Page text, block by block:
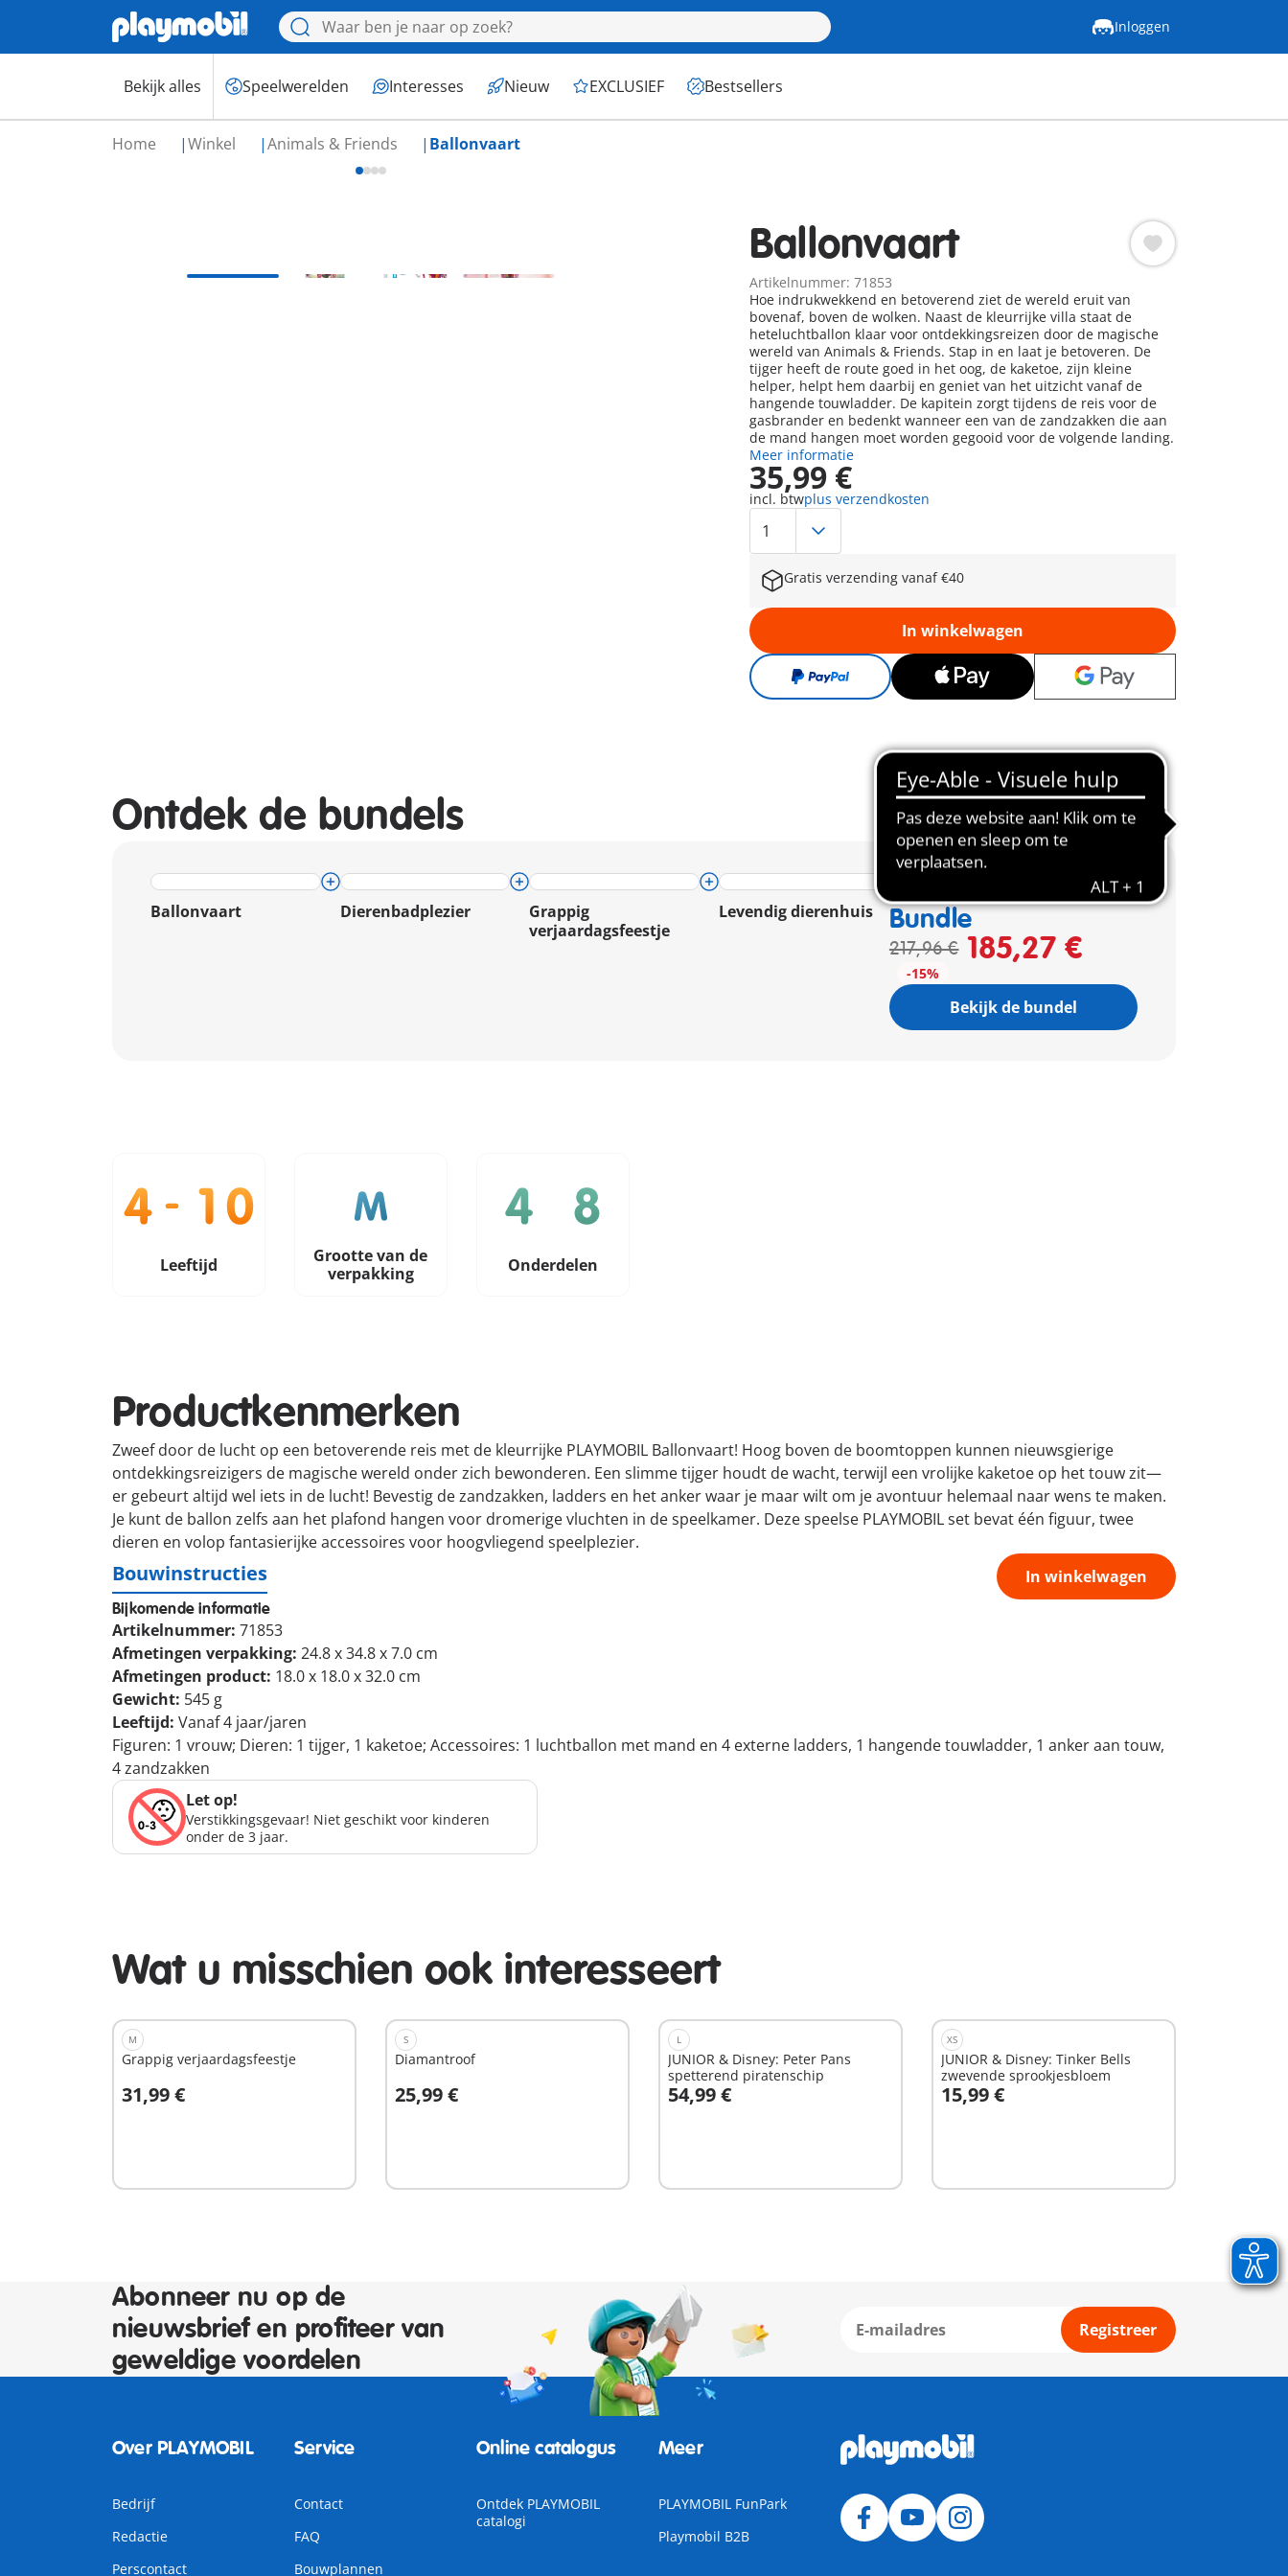
Inloggen
Bekijk alles Speelwerelden Interesses Nieuw EXCLUSIEF Bestsellers
Home Winkel Animals & Friends Ballonvaart
Ballonvaart
Artikelnummer: 71853
Hoe indrukwekkend en betoverend ziet de wereld eruit van
bovenaf, boven de wolken. Naast de kleurrijke villa staat de
heteluchtballon klaar voor ontdekkingsreizen door de magische
wereld van Animals & Friends. Stap in en laat je betoveren. De
tijger heeft de route goed in het oog, de kaketoe, zijn kleine
helper, helpt hem daarbij en geniet van het uitzicht vanaf de
hangende touwladder. De kapitein zorgt tijdens de reis voor de
gasbrander en bedenkt wanneer een van de zandzakken die aan
de mand hangen moet worden gegooid voor de volgende landing.
Meer informatie
35,99 €
incl. btwplus verzendkosten
Gratis verzending vanaf €40
In winkelwagen
Ontdek de bundels
Ballonvaart Dierenbadplezier
Grappig
verjaardagsfeestje
Levendig dierenhuis
Animals and Friends
Bundle
217,96 € 185,27 €
-15%
Bekijk de bundel
Leeftijd
Grootte van de
verpakking
Onderdelen
Productkenmerken
Zweef door de lucht op een betoverende reis met de kleurrijke PLAYMOBIL Ballonvaart! Hoog boven de boomtoppen kunnen nieuwsgierige
ontdekkingsreizigers de magische wereld onder zich bewonderen. Een slimme tijger houdt de wacht, terwijl een vrolijke kaketoe op het touw zit—
er gebeurt altijd wel iets in de lucht! Bevestig de zandzakken, ladders en het anker waar je maar wilt om je avontuur helemaal naar wens te maken.
Je kunt de ballon zelfs aan het plafond hangen voor dromerige vluchten in de speelkamer. Deze speelse PLAYMOBIL set bevat één figuur, twee
dieren en volop fantasierijke accessoires voor hoogvliegend speelplezier.
In winkelwagen
Bouwinstructies
Bijkomende informatie
Artikelnummer: 71853
Afmetingen verpakking: 24.8 x 34.8 x 7.0 cm
Afmetingen product: 18.0 x 18.0 x 32.0 cm
Gewicht: 545 g
Leeftijd: Vanaf 4 jaar/jaren
Figuren: 1 vrouw; Dieren: 1 tijger, 1 kaketoe; Accessoires: 1 luchtballon met mand en 4 externe ladders, 1 hangende touwladder, 1 anker aan touw,
4 zandzakken
Let op!
Verstikkingsgevaar! Niet geschikt voor kinderen
onder de 3 jaar.
Wat u misschien ook interesseert
M
Grappig verjaardagsfeestje
31,99 €
In winkelwagen
S
Diamantroof
25,99 €
In winkelwagen
L
JUNIOR & Disney: Peter Pans
spetterend piratenschip
54,99 €
In winkelwagen
XS
JUNIOR & Disney: Tinker Bells
zwevende sprookjesbloem
15,99 €
In winkelwagen
Abonneer nu op de
nieuwsbrief en profiteer van
geweldige voordelen
Registreer
Over PLAYMOBIL
Bedrijf
Redactie
Perscontact
Service
Contact
FAQ
Bouwplannen
Online catalogus
Ontdek PLAYMOBIL
catalogi
Meer
PLAYMOBIL FunPark
Playmobil B2B